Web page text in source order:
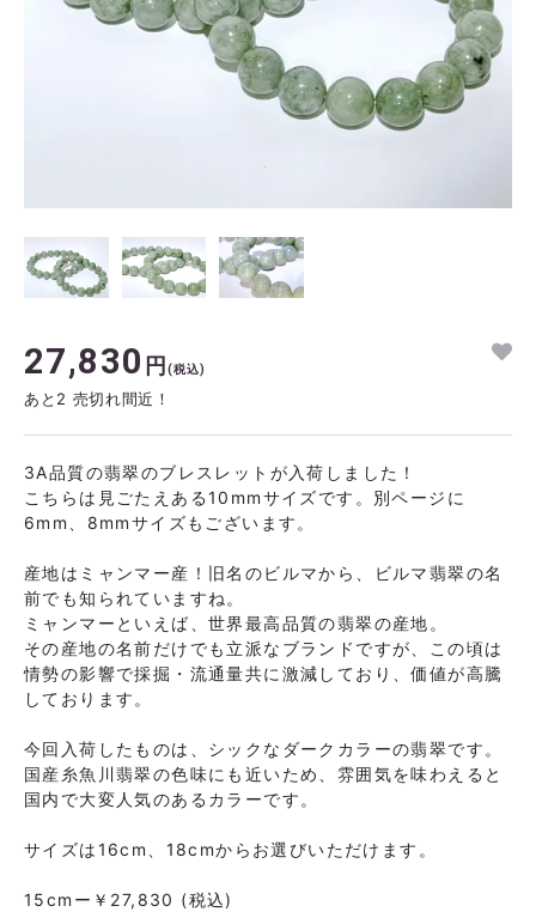
27,830 円(税込)
あと2 売切れ間近！
3A品質の翡翠のブレスレットが入荷しました！
こちらは見ごたえある10mmサイズです。別ページに
6mm、8mmサイズもございます。
産地はミャンマー産！旧名のビルマから、ビルマ翡翠の名
前でも知られていますね。
ミャンマーといえば、世界最高品質の翡翠の産地。
その産地の名前だけでも立派なブランドですが、この頃は
情勢の影響で採掘・流通量共に激減しており、価値が高騰
しております。
今回入荷したものは、シックなダークカラーの翡翠です。
国産糸魚川翡翠の色味にも近いため、雰囲気を味わえると
国内で大変人気のあるカラーです。
サイズは16cm、18cmからお選びいただけます。
15cmー￥27,830 (税込)